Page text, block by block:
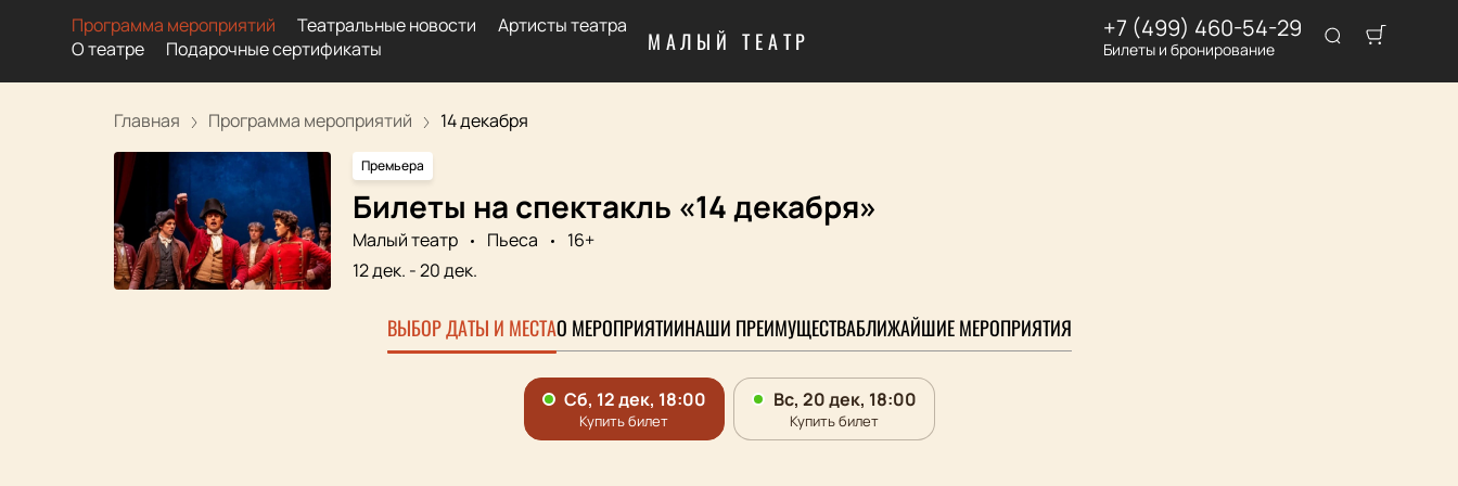
МАЛЫЙ ТЕАТР
Программа мероприятий Театральные новости
Артисты театра
О театре
Подарочные сертификаты
+7 (499) 460-54-29
Билеты и бронирование
Главная Программа мероприятий 14 декабря
Премьера
Билеты на спектакль «14 декабря»
Малый театр Пьеса
16+
12 дек. -20 дек.
ВЫБОР ДАТЫ И МЕСТАО МЕРОПРИЯТИИНАШИ ПРЕИМУЩЕСТВАБЛИЖАЙШИЕ МЕРОПРИЯТИЯ